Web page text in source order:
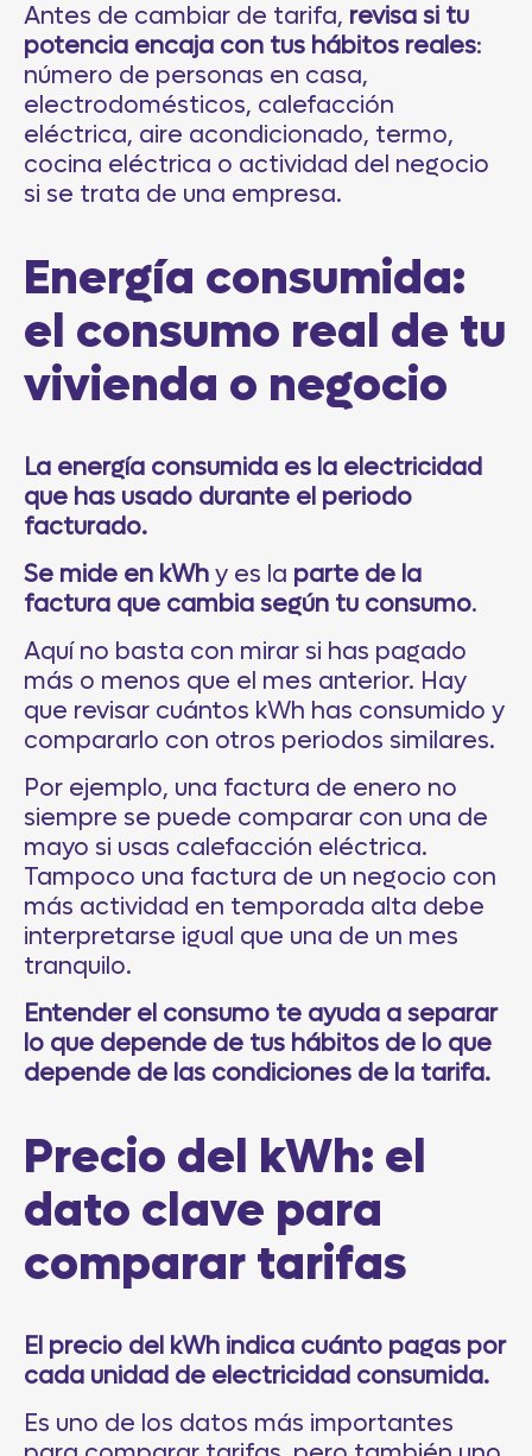
Antes de cambiar de tarifa, revisa si tu
potencia encaja con tus hábitos reales:
número de personas en casa,
electrodomésticos, calefacción
eléctrica, aire acondicionado, termo,
cocina eléctrica o actividad del negocio
si se trata de una empresa.
Energía consumida:
el consumo real de tu
vivienda o negocio
La energía consumida es la electricidad
que has usado durante el periodo
facturado.
Se mide en kWhy es la parte de la
factura que cambia según tu consumo.
Aquí no basta con mirar si has pagado
más o menos que el mes anterior. Hay
que revisar cuántos kWh has consumido y
compararlo con otros periodos similares.
Por ejemplo, una factura de enero no
siempre se puede comparar con una de
mayo si usas calefacción eléctrica.
Tampoco una factura de un negocio con
más actividad en temporada alta debe
interpretarse igual que una de un mes
tranquilo.
Entender el consumo te ayuda a separar
lo que depende de tus hábitos de lo que
depende de las condiciones de la tarifa.
Precio del kWh: el
dato clave para
comparar tarifas
El precio del kWh indica cuánto pagas por
cada unidad de electricidad consumida.
Es uno de los datos más importantes